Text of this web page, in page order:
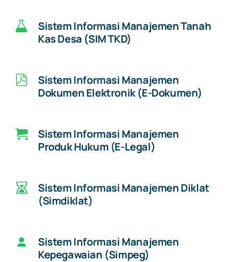
Sistem Informasi Manajemen Tanah
Kas Desa (SIM TKD)
Sistem Informasi Manajemen
Dokumen Elektronik (E-Dokumen)
Sistem Informasi Manajemen
Produk Hukum (E-Legal)
Sistem Informasi Manajemen Diklat
(Simdiklat)
Sistem Informasi Manajemen
Kepegawaian (Simpeg)